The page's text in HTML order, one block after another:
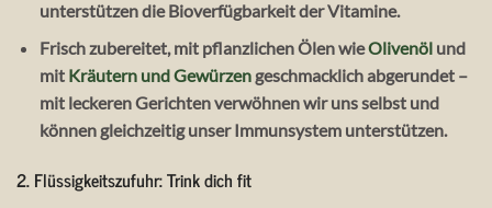
unterstützen die Bioverfügbarkeit der Vitamine.
Frisch zubereitet, mit pflanzlichen Ölen wieOlivenölund
mit Kräutern und Gewürzen geschmacklich abgerundet –
mit leckeren Gerichten verwöhnen wir uns selbst und
können gleichzeitig unser Immunsystem unterstützen.
2. Flüssigkeitszufuhr: Trink dich fit